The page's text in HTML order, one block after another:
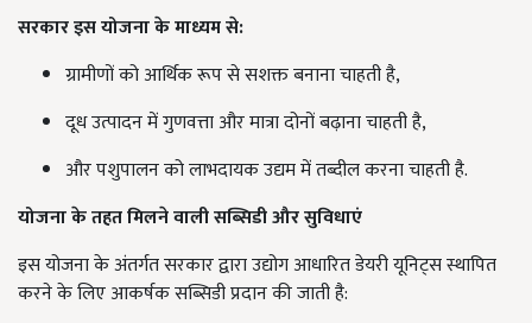
सरकार इस योजना के माध्यम से:
ग्रामीणों को आर्थिक रूप से सशक्त बनाना चाहती है,
दूध उत्पादन में गुणवत्ता और मात्रा दोनों बढ़ाना चाहती है,
और पशुपालन को लाभदायक उद्यम में तब्दील करना चाहती है.
योजना के तहत मिलने वाली सब्सिडी और सुविधाएं
इस योजना के अंतर्गत सरकार द्वारा उद्योग आधारित डेयरी यूनिट्स स्थापित
करने के लिए आकर्षक सब्सिडी प्रदान की जाती है: